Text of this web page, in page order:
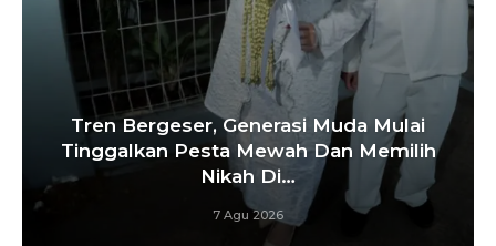
Tren Bergeser, Generasi Muda Mulai
Tinggalkan Pesta Mewah Dan Memilih
Nikah Di…
7 Agu 2026